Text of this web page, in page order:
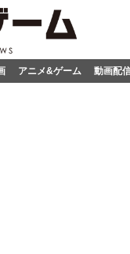
アニメ&ゲーム 動画配